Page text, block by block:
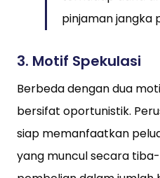
pinjaman jangka
3. Motif Spekulasi
Berbeda dengan dua
bersifat oportunistik.
siap memanfaatkan
yang muncul secara